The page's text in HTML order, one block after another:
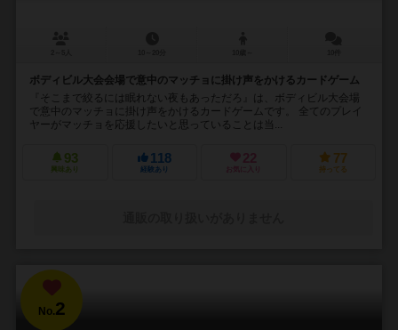
ボディビル大会会場で意中のマッチョに掛け声をかけるカードゲーム
『そこまで絞るには眠れない夜もあっただろ』は、ボディビル大会場
で意中のマッチョに掛け声をかけるカードゲームです。 全てのプレイ
ヤーがマッチョを応援したいと思っていることは当...
93
興味あり
118
経験あり
22
お気に入り
77
持ってる
No.2